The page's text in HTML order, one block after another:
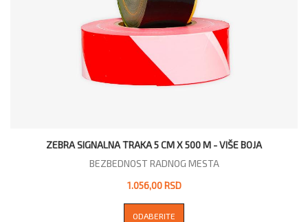
ZEBRA SIGNALNA TRAKA 5 CM X 500 M - VIŠE BOJA
BEZBEDNOST RADNOG MESTA
1.056,00 RSD
ODABERITE